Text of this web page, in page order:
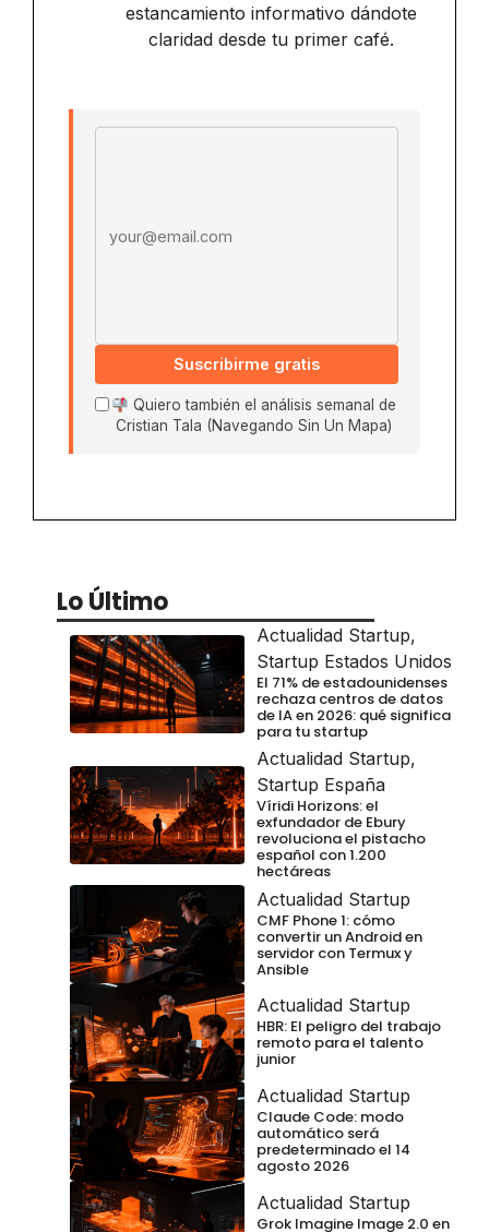
estancamiento informativo dándote
claridad desde tu primer café.
Suscribirme gratis
Quiero también el análisis semanal de
Cristian Tala (Navegando Sin Un Mapa)
Lo Último
Actualidad Startup,
Startup Estados Unidos
El 71% de estadounidenses
rechaza centros de datos
de IA en 2026: qué significa
para tu startup
Actualidad Startup,
Startup España
Víridi Horizons: el
exfundador de Ebury
revoluciona el pistacho
español con 1.200
hectáreas
Actualidad Startup
CMF Phone 1: cómo
convertir un Android en
servidor con Termux y
Ansible
Actualidad Startup
HBR: El peligro del trabajo
remoto para el talento
junior
Actualidad Startup
Claude Code: modo
automático será
predeterminado el 14
agosto 2026
Actualidad Startup
Grok Imagine Image 2.0 en